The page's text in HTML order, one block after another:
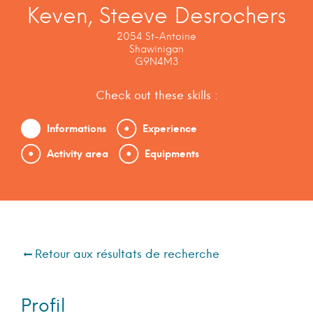
Keven, Steeve Desrochers
2054 St-Antoine
Shawinigan
G9N4M3
Check out these skills :
Informations
Experience
Activity area
Equipments
Retour aux résultats de recherche
Profil